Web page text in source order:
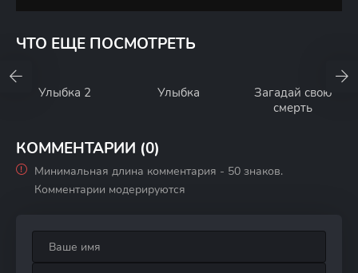
ЧТО ЕЩЕ ПОСМОТРЕТЬ
Улыбка 2 Улыбка
Загадай свою
смерть
КОММЕНТАРИИ (0)
Минимальная длина комментария - 50 знаков.
Комментарии модерируются